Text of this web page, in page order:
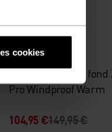
cookies
Collant de ski de fond
Pro Windproof Warm
104,95 €149,95 €